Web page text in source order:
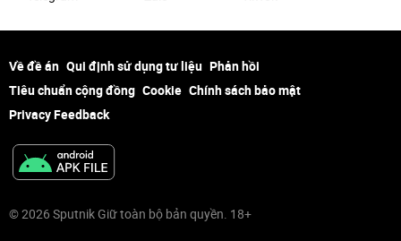
Về đề án Qui định sử dụng tư liệu Phản hồi
Tiêu chuẩn cộng đồng Cookie Chính sách bảo mật
Privacy Feedback
© 2026 Sputnik Giữ toàn bộ bản quyền. 18+